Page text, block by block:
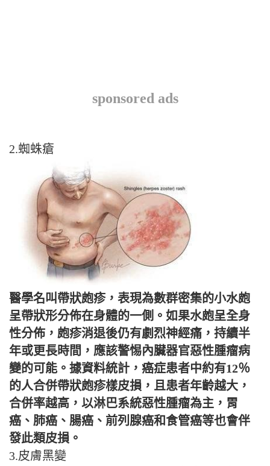
sponsored ads
2.蜘蛛瘡
醫學名叫帶狀皰疹，表現為數群密集的小水皰
呈帶狀形分佈在身體的一側。如果水皰呈全身
性分佈，皰疹消退後仍有劇烈神經痛，持續半
年或更長時間，應該警惕內臟器官惡性腫瘤病
變的可能。據資料統計，癌症患者中約有12％
的人合併帶狀皰疹樣皮損，且患者年齡越大，
合併率越高，以淋巴系統惡性腫瘤為主，胃
癌、肺癌、腸癌、前列腺癌和食管癌等也會伴
發此類皮損。
3.皮膚黑變